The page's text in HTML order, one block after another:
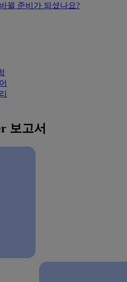
바뀔 준비가 되셨나요?
보고서